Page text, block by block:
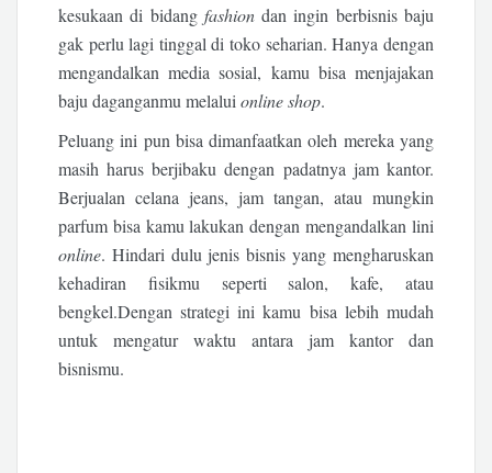
kesukaan di bidang fashiondan ingin berbisnis baju
gak perlu lagi tinggal di toko seharian. Hanya dengan
mengandalkan media sosial, kamu bisa menjajakan
baju daganganmu melaluionline shop.
Peluang ini pun bisa dimanfaatkan oleh mereka yang
masih harus berjibaku dengan padatnya jam kantor.
Berjualan celana jeans, jam tangan, atau mungkin
parfum bisa kamu lakukan dengan mengandalkan lini
online. Hindari dulu jenis bisnis yang mengharuskan
kehadiran fisikmu seperti salon, kafe, atau
bengkel.Dengan strategi ini kamu bisa lebih mudah
untuk mengatur waktu antara jam kantor dan
bisnismu.